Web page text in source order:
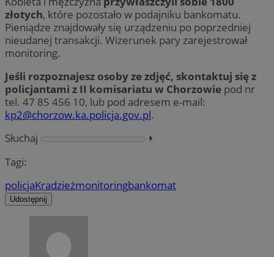
złotych, które pozostało w podajniku bankomatu.
Pieniądze znajdowały się urządzeniu po poprzedniej
nieudanej transakcji. Wizerunek pary zarejestrował
monitoring.
Jeśli rozpoznajesz osoby ze zdjęć, skontaktuj się z
policjantami z II komisariatu w Chorzowie pod nr
tel. 47 85 456 10, lub pod adresem e-mail:
kp2@chorzow.ka.policja.gov.pl.
Słuchaj
⏵︎
Tagi:
policjaKradzieżmonitoringbankomat
Udostępnij